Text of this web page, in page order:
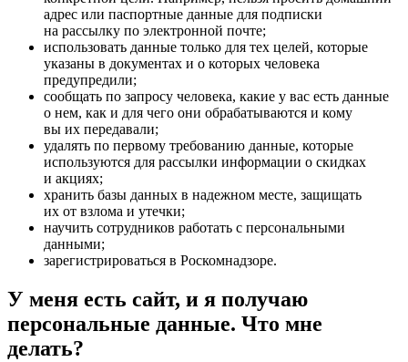
адрес или паспортные данные для подписки
на рассылку по электронной почте;
использовать данные только для тех целей, которые
указаны в документах и о которых человека
предупредили;
сообщать по запросу человека, какие у вас есть данные
о нем, как и для чего они обрабатываются и кому
вы их передавали;
удалять по первому требованию данные, которые
используются для рассылки информации о скидках
и акциях;
хранить базы данных в надежном месте, защищать
их от взлома и утечки;
научить сотрудников работать с персональными
данными;
зарегистрироваться в Роскомнадзоре.
У меня есть сайт, и я получаю
персональные данные. Что мне
делать?